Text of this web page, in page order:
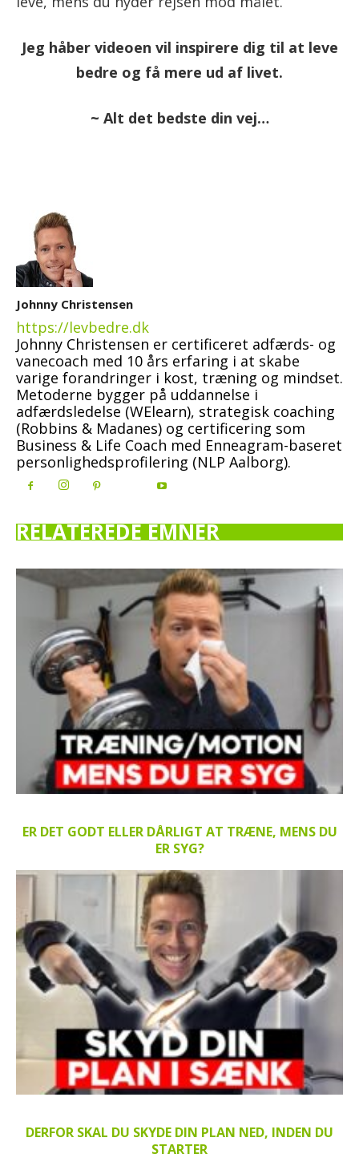
Jeg håber videoen vil inspirere dig til at leve
bedre og få mere ud af livet.
~ Alt det bedste din vej…
Johnny Christensen
https://levbedre.dk
Johnny Christensen er certificeret adfærds- og
vanecoach med 10 års erfaring i at skabe
varige forandringer i kost, træning og mindset.
Metoderne bygger på uddannelse i
adfærdsledelse (WElearn), strategisk coaching
(Robbins & Madanes) og certificering som
Business & Life Coach med Enneagram-baseret
personlighedsprofilering (NLP Aalborg).
RELATEREDE EMNER
ER DET GODT ELLER DÅRLIGT AT TRÆNE, MENS DU
ER SYG?
DERFOR SKAL DU SKYDE DIN PLAN NED, INDEN DU
STARTER